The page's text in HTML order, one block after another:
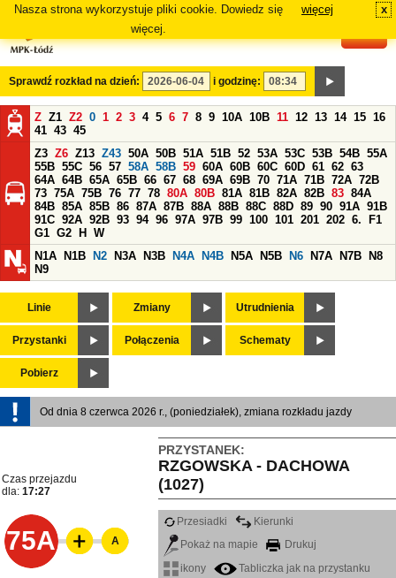
Nasza strona wykorzystuje pliki cookie. Dowiedz się
więcej.
więcej x
Sprawdź rozkład na dzień: i godzinę:
Z Z1 Z2 0 1 2 3 4 5 6 7 8 9 10A 10B 11 12 13 14 15 16
41 43 45
Z3 Z6 Z13 Z43 50A 50B 51A 51B 52 53A 53C 53B 54B 55A
55B 55C 56 57 58A 58B 59 60A 60B 60C 60D 61 62 63
64A 64B 65A 65B 66 67 68 69A 69B 70 71A 71B 72A 72B
73 75A 75B 76 77 78 80A 80B 81A 81B 82A 82B 83 84A
84B 85A 85B 86 87A 87B 88A 88B 88C 88D 89 90 91A 91B
91C 92A 92B 93 94 96 97A 97B 99 100 101 201 202 6.
F1
G1 G2 H
W
N1A
N1B N2 N3A N3B N4A N4B N5A N5B N6 N7A N7B
N8
N9
Linie Zmiany Utrudnienia
Przystanki Połączenia Schematy
Pobierz
Od dnia 8 czerwca 2026 r., (poniedziałek), zmiana rozkładu jazdy
PRZYSTANEK:
RZGOWSKA - DACHOWA
(1027)
Czas przejazdu
dla: 17:27
75A
Przesiadki
Kierunki
Pokaż na mapie
Drukuj
ikony
Tabliczka jak na przystanku
A